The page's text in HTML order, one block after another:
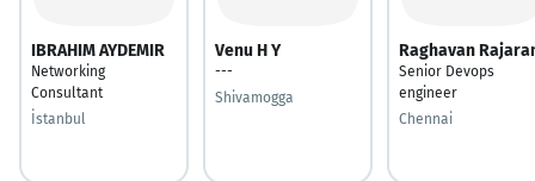
IBRAHIM AYDEMIR
Networking
Consultant
İstanbul
Venu H Y
---
Shivamogga
Raghavan
Senior Devops
engineer
Chennai